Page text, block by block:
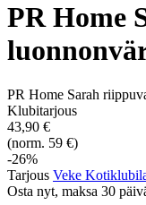
PR Home
PR Home Sarah
Klubitarjous
43,90 €
(norm. 59 €)
-26%
Tarjous Veke
Osta nyt, ­maksa 30